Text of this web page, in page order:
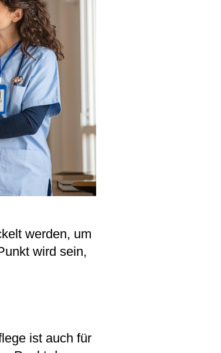
werden, um
wird sein,
ist auch für